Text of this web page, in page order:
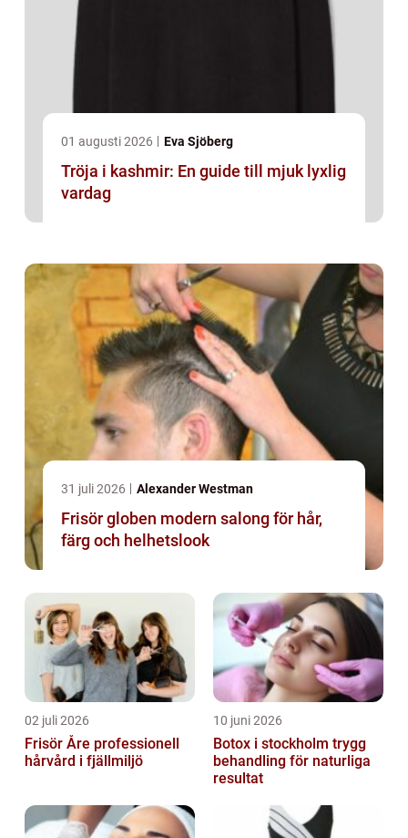
01 augusti 2026 Eva Sjöberg
Tröja i kashmir: En guide till mjuk lyxlig
vardag
31 juli 2026 Alexander Westman
Frisör globen modern salong för hår,
färg och helhetslook
02 juli 2026
Frisör Åre professionell
hårvård i fjällmiljö
10 juni 2026
Botox i stockholm trygg
behandling för naturliga
resultat